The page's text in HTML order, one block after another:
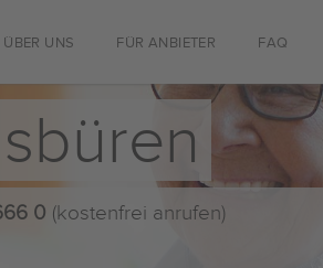
ÜBER UNS FÜR ANBIETER FAQ
0 (kostenfrei anrufen)